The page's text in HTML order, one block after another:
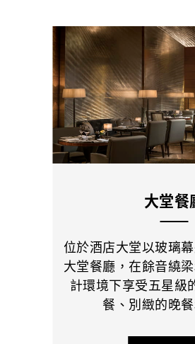
大堂餐
位於酒店大堂以玻璃
大堂餐廳，在餘音繞
計環境下享受五星級
餐、別緻的晚